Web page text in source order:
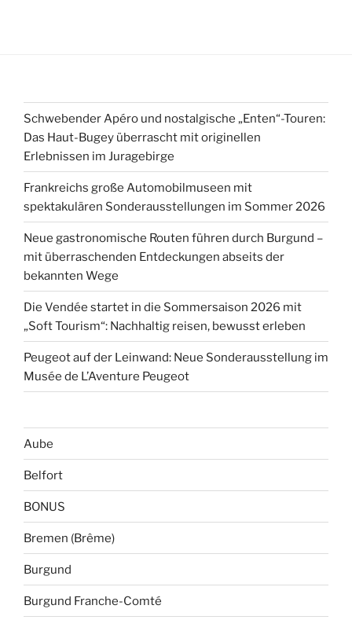
Schwebender Apéro und nostalgische „Enten“-Touren:
Das Haut-Bugey überrascht mit originellen
Erlebnissen im Juragebirge
Frankreichs große Automobilmuseen mit
spektakulären Sonderausstellungen im Sommer 2026
Neue gastronomische Routen führen durch Burgund –
mit überraschenden Entdeckungen abseits der
bekannten Wege
Die Vendée startet in die Sommersaison 2026 mit
„Soft Tourism“: Nachhaltig reisen, bewusst erleben
Peugeot auf der Leinwand: Neue Sonderausstellung im
Musée de L’Aventure Peugeot
Aube
Belfort
BONUS
Bremen (Brême)
Burgund
Burgund Franche-Comté